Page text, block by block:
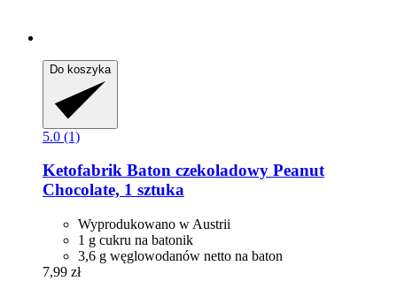
Do koszyka
5.0 (1)
Ketofabrik Baton czekoladowy Peanut
Chocolate, 1 sztuka
Wyprodukowano w Austrii
1 g cukru na batonik
3,6 g węglowodanów netto na baton
7,99 zł